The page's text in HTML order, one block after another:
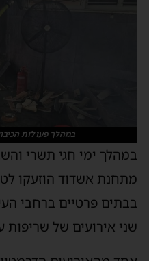
במהלך פעולות
במהלך ימי חגי תשרי
מתחנת אשדוד הוזעקו
בבתים פרטיים ברחבי
שני אירועים של